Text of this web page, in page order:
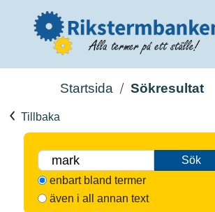
Startsida Sökresultat
Tillbaka
Sök
enbart bland termer
även i all annan text